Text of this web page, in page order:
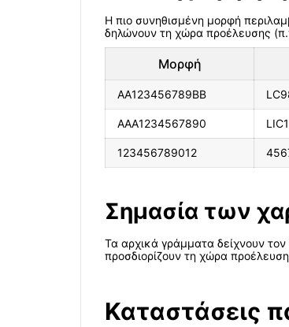
Η πιο συνηθισμένη μορφή
δηλώνουν τη χώρα προέλευσης
Μορφή
AA123456789BB
AAA1234567890
123456789012
Σημασία των
Τα αρχικά γράμματα δείχνουν
προσδιορίζουν τη χώρα
Καταστάσεις